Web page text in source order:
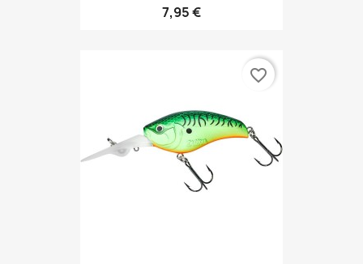
7,95 €
favorite_border